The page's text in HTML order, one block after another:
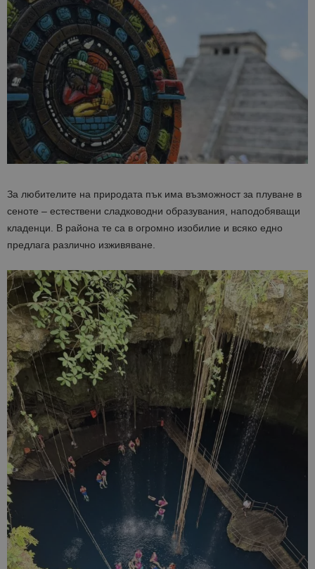
За любителите на природата пък има възможност за плуване в
сеноте – естествени сладководни образувания, наподобяващи
кладенци. В района те са в огромно изобилие и всяко едно
предлага различно изживяване.